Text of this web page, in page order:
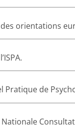
orientations
Pratique de